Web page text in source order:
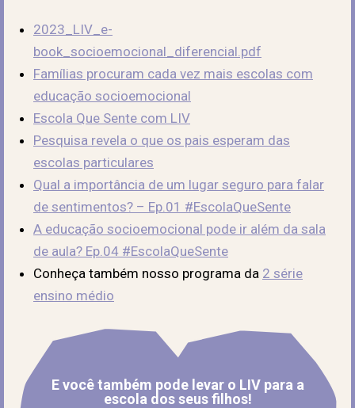
2023_LIV_e-
book_socioemocional_diferencial.pdf
Famílias procuram cada vez mais escolas com
educação socioemocional
Escola Que Sente com LIV
Pesquisa revela o que os pais esperam das
escolas particulares
Qual a importância de um lugar seguro para falar
de sentimentos? – Ep.01 #EscolaQueSente
A educação socioemocional pode ir além da sala
de aula? Ep.04 #EscolaQueSente
Conheça também nosso programa da 2 série
ensino médio
E você também pode levar o LIV para a
escola dos seus filhos!